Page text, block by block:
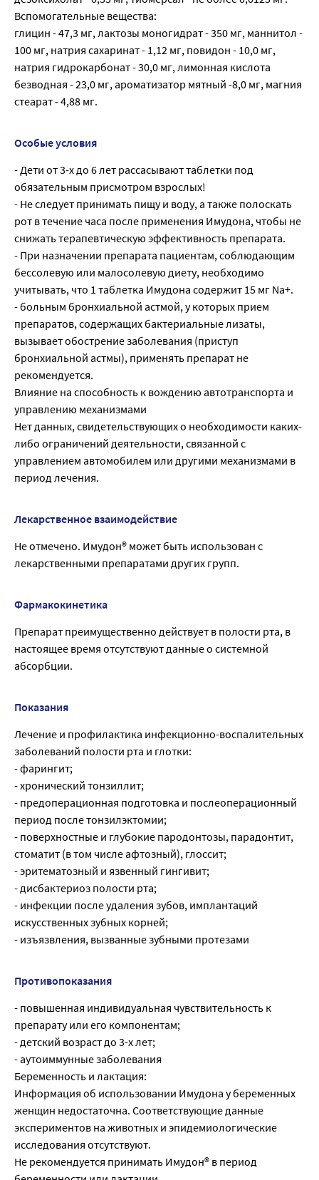
Вспомогательные вещества:
глицин - 47,3 мг, лактозы моногидрат - 350 мг, маннитол -
100 мг, натрия сахаринат - 1,12 мг, повидон - 10,0 мг,
натрия гидрокарбонат - 30,0 мг, лимонная кислота
безводная - 23,0 мг, ароматизатор мятный -8,0 мг, магния
стеарат - 4,88 мг.
Особые условия
- Дети от 3-х до 6 лет рассасывают таблетки под
обязательным присмотром взрослых!
- Не следует принимать пищу и воду, а также полоскать
рот в течение часа после применения Имудона, чтобы не
снижать терапевтическую эффективность препарата.
- При назначении препарата пациентам, соблюдающим
бессолевую или малосолевую диету, не­обходимо
учитывать, что 1 таблетка Имудона содержит 15 мг Na+.
- больным бронхиальной астмой, у которых прием
препаратов, содержащих бактериальные лиза­ты,
вызывает обострение заболевания (приступ
бронхиальной астмы), применять препарат не
рекомендуется.
Влияние на способность к вождению автотранспорта и
управлению механизмами
Нет данных, свидетельствующих о необходимости каких-
либо ограничений деятельности, связан­ной с
управлением автомобилем или другими механизмами в
период лечения.
Лекарственное взаимодействие
Не отмечено. Имудон® может быть использован с
лекарственными препаратами других групп.
Фармакокинетика
Препарат преимущественно действует в полости рта, в
настоящее время отсутствуют данные о системной
абсорбции.
Показания
Лечение и профилактика инфекционно-воспалительных
заболеваний полости рта и глотки:
- фарингит;
- хронический тонзиллит;
- предоперационная подготовка и послеоперационный
период после тонзилэктомии;
- поверхностные и глубокие пародонтозы, парадонтит,
стоматит (в том числе афтозный), глоссит;
- эритематозный и язвенный гингивит;
- дисбактериоз полости рта;
- инфекции после удаления зубов, имплантаций
искусственных зубных корней;
- изъязвления, вызванные зубными протезами
Противопоказания
- повышенная индивидуальная чувствительность к
препарату или его компонентам;
- детский возраст до 3-х лет;
- аутоиммунные заболевания
Беременность и лактация:
Информация об использовании Имудона у беременных
женщин недостаточна. Соответствующие данные
экспериментов на животных и эпидемиологические
исследования отсутствуют.
Не рекомендуется принимать Имудон® в период